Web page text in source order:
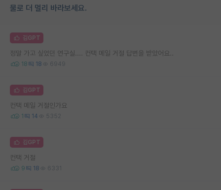
물로 더 멀리 바라보세요.
김GPT
정말 가고 싶었던 연구실.... 컨택 메일 거절 답변을 받았어요..
18 18 6949
김GPT
컨택 메일 거절인가요
1 14 5352
김GPT
컨택 거절
9 18 6331